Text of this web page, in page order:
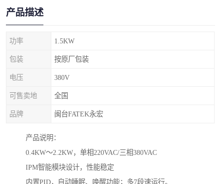
产品描述
功率 1.5KW
包装 按原厂包装
电压 380V
可售卖地 全国
品牌 闽台FATEK永宏
产品说明：
0.4KW～2.2KW，单相220VAC/三相380VAC
IPM智能模块设计，性能稳定
内置PID，自动睡眠、唤醒功能；多7段速运行。